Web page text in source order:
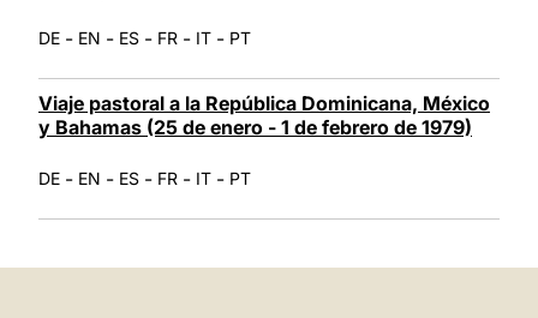
DE - EN - ES - FR - IT - PT
Viaje pastoral a la República Dominicana, México
y Bahamas (25 de enero - 1 de febrero de 1979)
DE - EN - ES - FR - IT - PT